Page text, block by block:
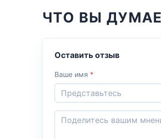
ЧТО ВЫ
Оставить отзыв
Ваше имя *